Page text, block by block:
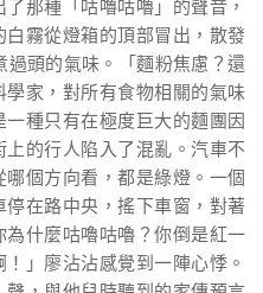
那種「咕嚕咕嚕」的聲音，
霧從燈箱的頂部冒出，散發
頭的氣味。「麵粉焦慮？還
家，對所有食物相關的氣味
種只有在極度巨大的麵團因
的行人陷入了混亂。汽車不
個方向看，都是綠燈。一個
在路中央，搖下車窗，對著
為什麼咕嚕咕嚕？你倒是紅一
」廖沾沾感覺到一陣心悸。